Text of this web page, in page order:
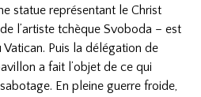
statue représentant le Christ
l’artiste tchèque Svoboda – est
Puis la délégation de
a fait l’objet de ce qui
En pleine guerre froide,